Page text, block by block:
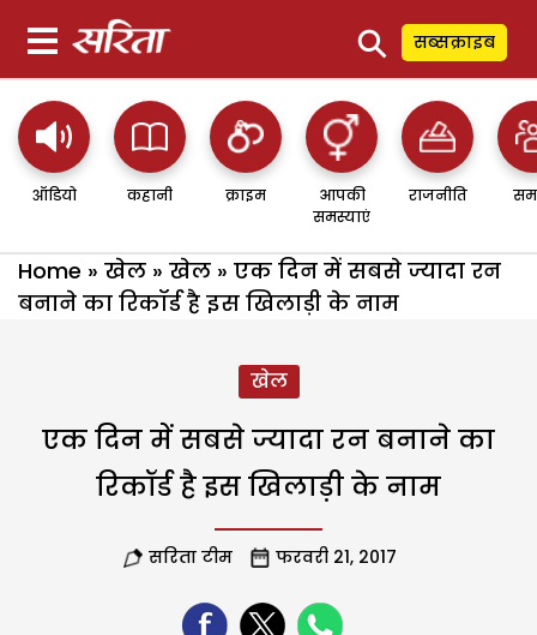
⚲ सब्सक्राइब
ऑडियो कहानी क्राइम
आपकी
समस्याएं
राजनीति
Home » खेल » खेल » एक दिन में सबसे ज्यादा रन
बनाने का रिकॉर्ड है इस खिलाड़ी के नाम
खेल
एक दिन में सबसे ज्यादा रन बनाने का
रिकॉर्ड है इस खिलाड़ी के नाम
सरिता टीम फरवरी 21, 2017